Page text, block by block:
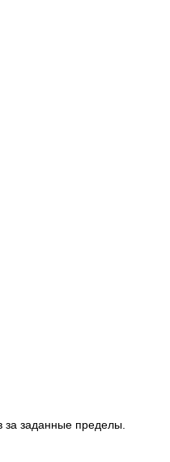
за заданные пределы.